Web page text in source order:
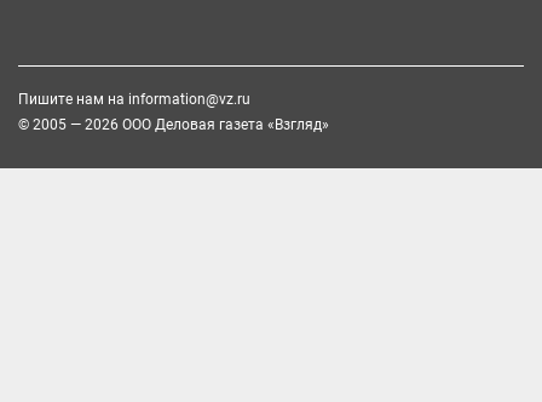
Пишите нам на information@vz.ru
© 2005 — 2026 ООО Деловая газета «Взгляд»